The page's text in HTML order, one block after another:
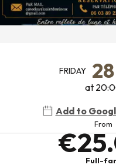
FRIDAY 28
at
Add to
From
Full-